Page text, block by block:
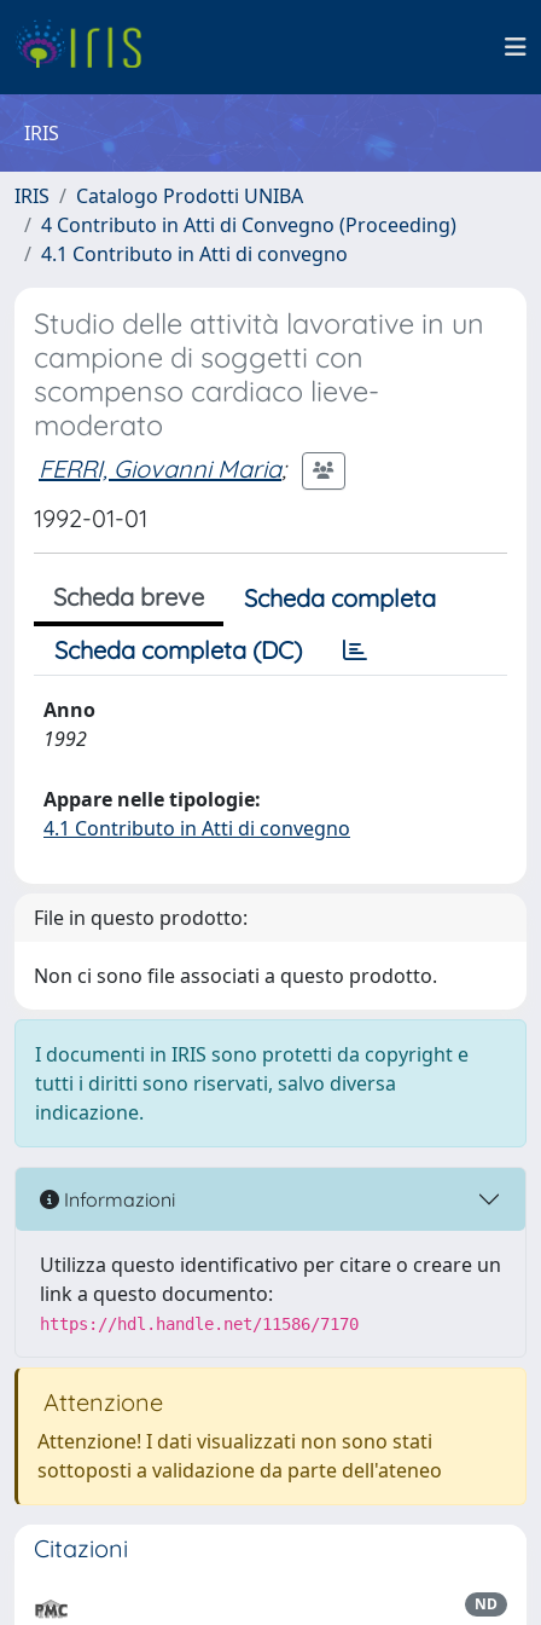
IRIS
IRIS
Catalogo Prodotti UNIBA
4 Contributo in Atti di Convegno (Proceeding)
4.1 Contributo in Atti di convegno
Studio delle attività lavorative in un
campione di soggetti con
scompenso cardiaco lieve-
moderato
FERRI, Giovanni Maria;
1992-01-01
Scheda breve
Scheda completa
Scheda completa (DC)
Anno
1992
Appare nelle tipologie:
4.1 Contributo in Atti di convegno
File in questo prodotto:
Non ci sono file associati a questo prodotto.
I documenti in IRIS sono protetti da copyright e
tutti i diritti sono riservati, salvo diversa
indicazione.
Informazioni
Utilizza questo identificativo per citare o creare un
link a questo documento:
https://hdl.handle.net/11586/7170
Attenzione
Attenzione! I dati visualizzati non sono stati
sottoposti a validazione da parte dell'ateneo
Citazioni
ND